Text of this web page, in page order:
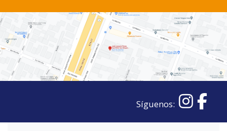
Síguenos: